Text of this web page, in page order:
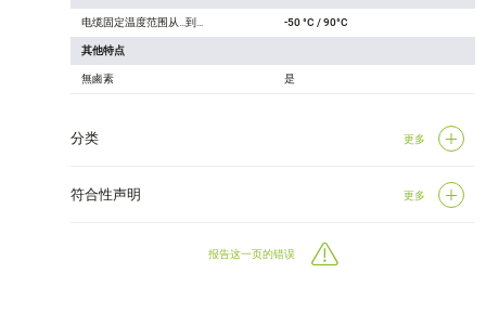
电缆固定温度范围从…到… -50 °C / 90°C
其他特点
無鹵素 是
分类 更多
符合性声明 更多
报告这一页的错误